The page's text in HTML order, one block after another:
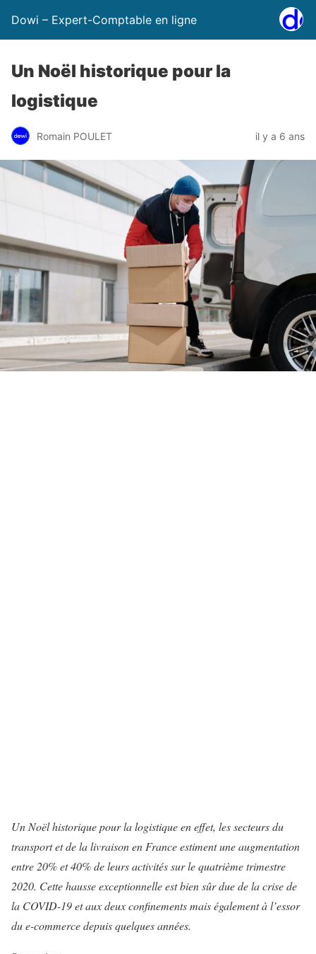
Dowi – Expert-Comptable en ligne
Un Noël historique pour la
logistique
Romain POULET il y a 6 ans
Un Noël historique pour la logistique en effet, les secteurs du
transport et de la livraison en France estiment une augmentation
entre 20% et 40% de leurs activités sur le quatrième trimestre
2020. Cette hausse exceptionnelle est bien sûr due de la crise de
la COVID-19 et aux deux confinements mais également à l’essor
du e-commerce depuis quelques années.